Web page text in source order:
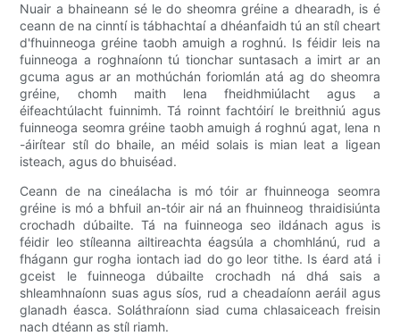
Nuair a bhaineann sé le do sheomra gréine a dhearadh, is é
ceann de na cinntí is tábhachtaí a dhéanfaidh tú an stíl cheart
d'fhuinneoga gréine taobh amuigh a roghnú. Is féidir leis na
fuinneoga a roghnaíonn tú tionchar suntasach a imirt ar an
gcuma agus ar an mothúchán foriomlán atá ag do sheomra
gréine, chomh maith lena fheidhmiúlacht agus a
éifeachtúlacht fuinnimh. Tá roinnt fachtóirí le breithniú agus
fuinneoga seomra gréine taobh amuigh á roghnú agat, lena n
-áirítear stíl do bhaile, an méid solais is mian leat a ligean
isteach, agus do bhuiséad.
Ceann de na cineálacha is mó tóir ar fhuinneoga seomra
gréine is mó a bhfuil an-tóir air ná an fhuinneog thraidisiúnta
crochadh dúbailte. Tá na fuinneoga seo ildánach agus is
féidir leo stíleanna ailtireachta éagsúla a chomhlánú, rud a
fhágann gur rogha iontach iad do go leor tithe. Is éard atá i
gceist le fuinneoga dúbailte crochadh ná dhá sais a
shleamhnaíonn suas agus síos, rud a cheadaíonn aeráil agus
glanadh éasca. Soláthraíonn siad cuma chlasaiceach freisin
nach dtéann as stíl riamh.